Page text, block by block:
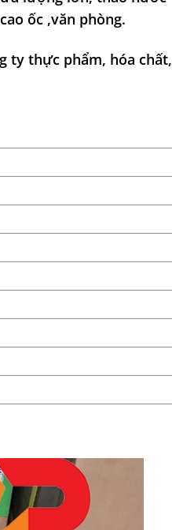
ốc ,văn phòng.
ty thực phẩm, hóa chất,